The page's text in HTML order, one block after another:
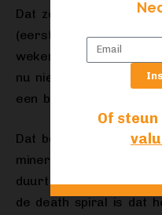
Dat zou betekenen
(eerst 100, nu 20
weken duurt dan
nu niet gemiddeld 10,
een blok wordt
Dat betekent dan ook
miners weer omlaag
duurt voordat ze hun
de death spiral is dat
Of steun